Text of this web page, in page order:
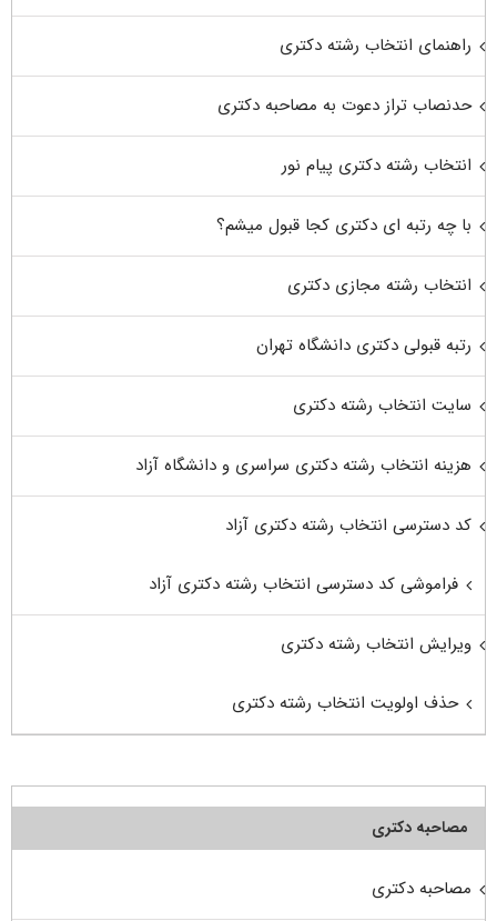
راهنمای انتخاب رشته دکتری
حدنصاب تراز دعوت به مصاحبه دکتری
انتخاب رشته دکتری پیام نور
با چه رتبه ای دکتری کجا قبول میشم؟
انتخاب رشته مجازی دکتری
رتبه قبولی دکتری دانشگاه تهران
سایت انتخاب رشته دکتری
هزینه انتخاب رشته دکتری سراسری و دانشگاه آزاد
کد دسترسی انتخاب رشته دکتری آزاد
فراموشی کد دسترسی انتخاب رشته دکتری آزاد
ویرایش انتخاب رشته دکتری
حذف اولویت انتخاب رشته دکتری
مصاحبه دکتری
مصاحبه دکتری